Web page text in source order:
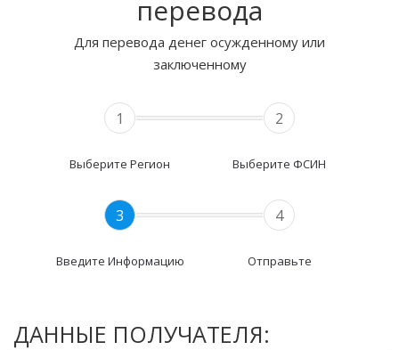
перевода
Для перевода денег осужденному или
заключенному
1
Выберите Регион
2
Выберите ФСИН
3
Введите Информацию
4
Отправьте
ДАННЫЕ ПОЛУЧАТЕЛЯ: